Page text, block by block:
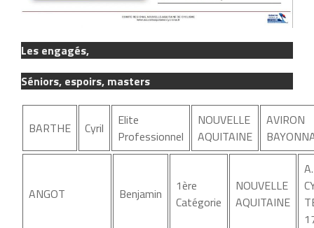
Les engagés,
Séniors, espoirs, masters
BARTHE Cyril
Elite
Professionnel
NOUVELLE
AQUITAINE
AVIRON
ANGOT Benjamin
1ère
Catégorie
NOUVELLE
AQUITAINE